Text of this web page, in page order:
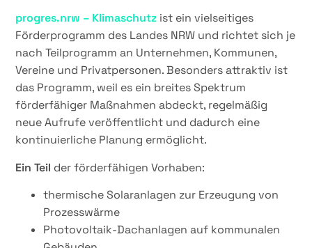
progres.nrw – Klimaschutz ist ein vielseitiges
Förderprogramm des Landes NRW und richtet sich je
nach Teilprogramm an Unternehmen, Kommunen,
Vereine und Privatpersonen. Besonders attraktiv ist
das Programm, weil es ein breites Spektrum
förderfähiger Maßnahmen abdeckt, regelmäßig
neue Aufrufe veröffentlicht und dadurch eine
kontinuierliche Planung ermöglicht.
Ein Teil der förderfähigen Vorhaben:
thermische Solaranlagen zur Erzeugung von
Prozesswärme
Photovoltaik-Dachanlagen auf kommunalen